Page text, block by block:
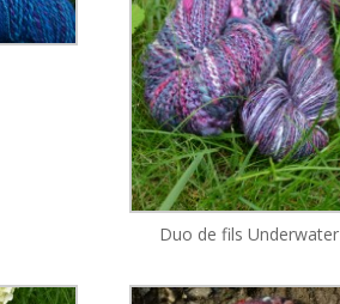
Duo de fils Underwater